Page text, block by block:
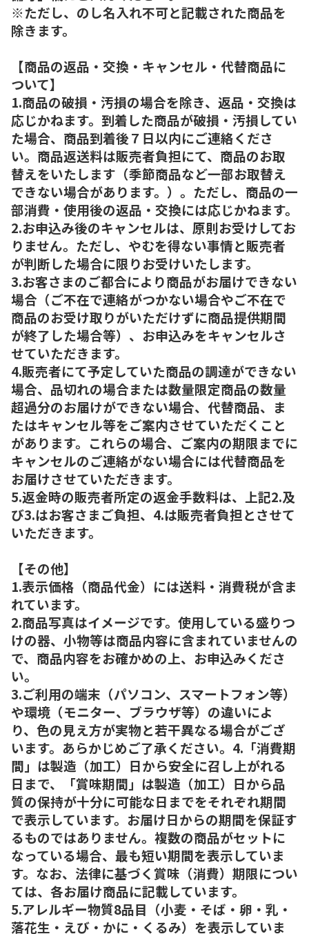
※ただし、のし名入れ不可と記載された商品を
除きます。
【商品の返品・交換・キャンセル・代替商品に
ついて】
1.商品の破損・汚損の場合を除き、返品・交換は
応じかねます。到着した商品が破損・汚損してい
た場合、商品到着後７日以内にご連絡くださ
い。商品返送料は販売者負担にて、商品のお取
替えをいたします（季節商品など一部お取替え
できない場合があります。）。ただし、商品の一
部消費・使用後の返品・交換には応じかねます。
2.お申込み後のキャンセルは、原則お受けしてお
りません。ただし、やむを得ない事情と販売者
が判断した場合に限りお受けいたします。
3.お客さまのご都合により商品がお届けできない
場合（ご不在で連絡がつかない場合やご不在で
商品のお受け取りがいただけずに商品提供期間
が終了した場合等）、お申込みをキャンセルさ
せていただきます。
4.販売者にて予定していた商品の調達ができない
場合、品切れの場合または数量限定商品の数量
超過分のお届けができない場合、代替商品、ま
たはキャンセル等をご案内させていただくこと
があります。これらの場合、ご案内の期限までに
キャンセルのご連絡がない場合には代替商品を
お届けさせていただきます。
5.返金時の販売者所定の返金手数料は、上記2.及
び3.はお客さまご負担、4.は販売者負担とさせて
いただきます。
【その他】
1.表示価格（商品代金）には送料・消費税が含ま
れています。
2.商品写真はイメージです。使用している盛りつ
けの器、小物等は商品内容に含まれていませんの
で、商品内容をお確かめの上、お申込みくださ
い。
3.ご利用の端末（パソコン、スマートフォン等）
や環境（モニター、ブラウザ等）の違いによ
り、色の見え方が実物と若干異なる場合がござ
います。あらかじめご了承ください。4.「消費期
間」は製造（加工）日から安全に召し上がれる
日まで、「賞味期間」は製造（加工）日から品
質の保持が十分に可能な日までをそれぞれ期間
で表示しています。お届け日からの期間を保証す
るものではありません。複数の商品がセットに
なっている場合、最も短い期間を表示していま
す。なお、法律に基づく賞味（消費）期限につい
ては、各お届け商品に記載しています。
5.アレルギー物質8品目（小麦・そば・卵・乳・
落花生・えび・かに・くるみ）を表示していま